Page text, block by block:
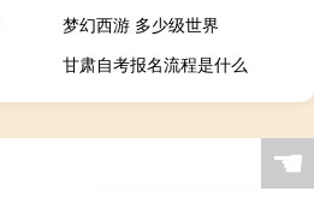
梦幻西游 多少级世界
甘肃自考报名流程是什么
☚